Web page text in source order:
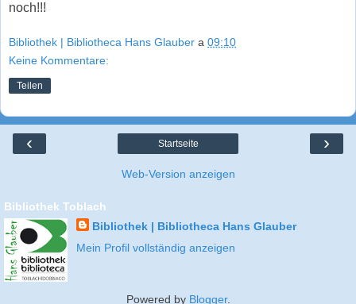
noch!!!
Bibliothek | Bibliotheca Hans Glauber a 09:10
Keine Kommentare:
Teilen
‹ ›
Startseite
Web-Version anzeigen
Bibliothek Toblach
Bibliothek | Bibliotheca Hans Glauber
Mein Profil vollständig anzeigen
Powered by Blogger.